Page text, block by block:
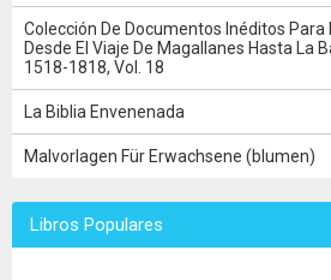
Colección De Documentos Inéditos Para
Desde El Viaje De Magallanes Hasta La
1518-1818, Vol. 18
La Biblia Envenenada
Malvorlagen Für Erwachsene (blumen)
Libros Populares